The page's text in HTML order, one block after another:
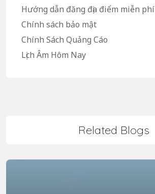
Hướng dẫn đăng địa điểm miễn phí
Chính sách bảo mật
Chính Sách Quảng Cáo
Lịch Âm Hôm Nay
Related Blogs